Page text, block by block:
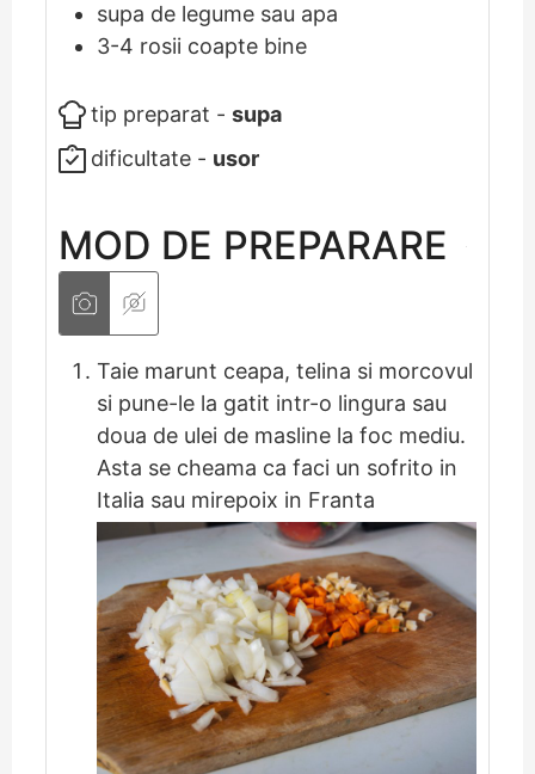
supa de legume sau apa
3-4 rosii coapte bine
tip preparat -supa
dificultate - usor
MOD DE PREPARARE
Taie marunt ceapa, telina si morcovul
si pune-le la gatit intr-o lingura sau
doua de ulei de masline la foc mediu.
Asta se cheama ca faci un sofrito in
Italia sau mirepoix in Franta